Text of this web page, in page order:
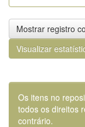
Mostrar registro
Visualizar
Os itens no
todos os direitos
contrário.